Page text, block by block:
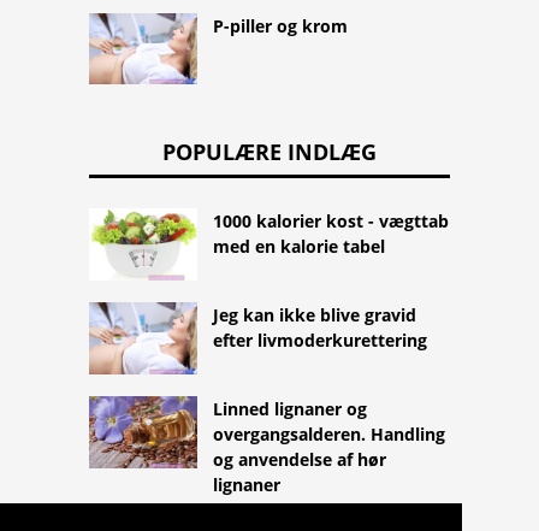
P-piller og krom
POPULÆRE INDLÆG
1000 kalorier kost - vægttab
med en kalorie tabel
Jeg kan ikke blive gravid
efter livmoderkurettering
Linned lignaner og
overgangsalderen. Handling
og anvendelse af hør
lignaner